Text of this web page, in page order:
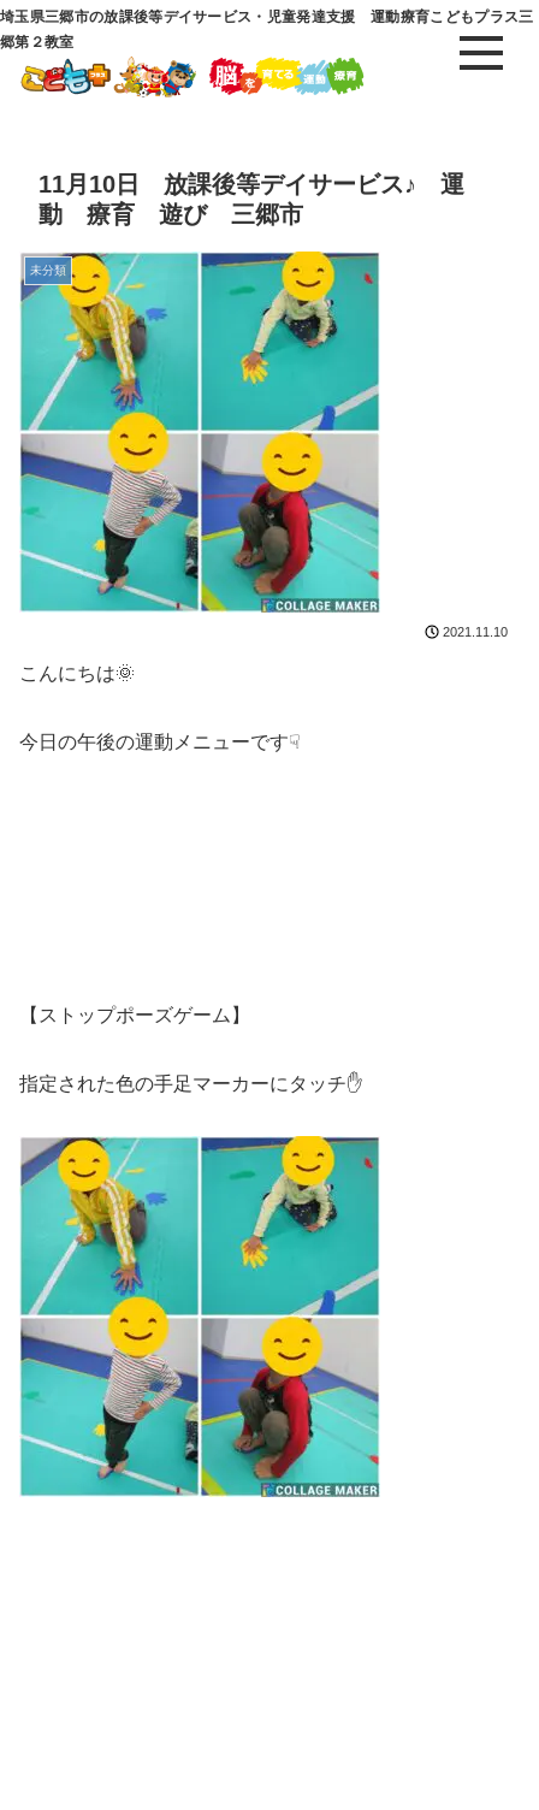
埼玉県三郷市の放課後等デイサービス・児童発達支援 運動療育こどもプラス三
郷第２教室
11月10日 放課後等デイサービス♪ 運
動 療育 遊び 三郷市
未分類
2021.11.10
こんにちは🌞
今日の午後の運動メニューです☟
【ストップポーズゲーム】
指定された色の手足マーカーにタッチ✋